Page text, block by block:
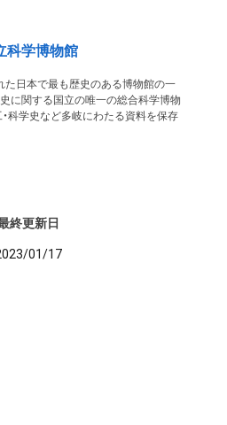
科学博物館
た日本で最も歴史のある博物館の一
史に関する国立の唯一の総合科学博物
科学史など多岐にわたる資料を保存
終更新日
01/17